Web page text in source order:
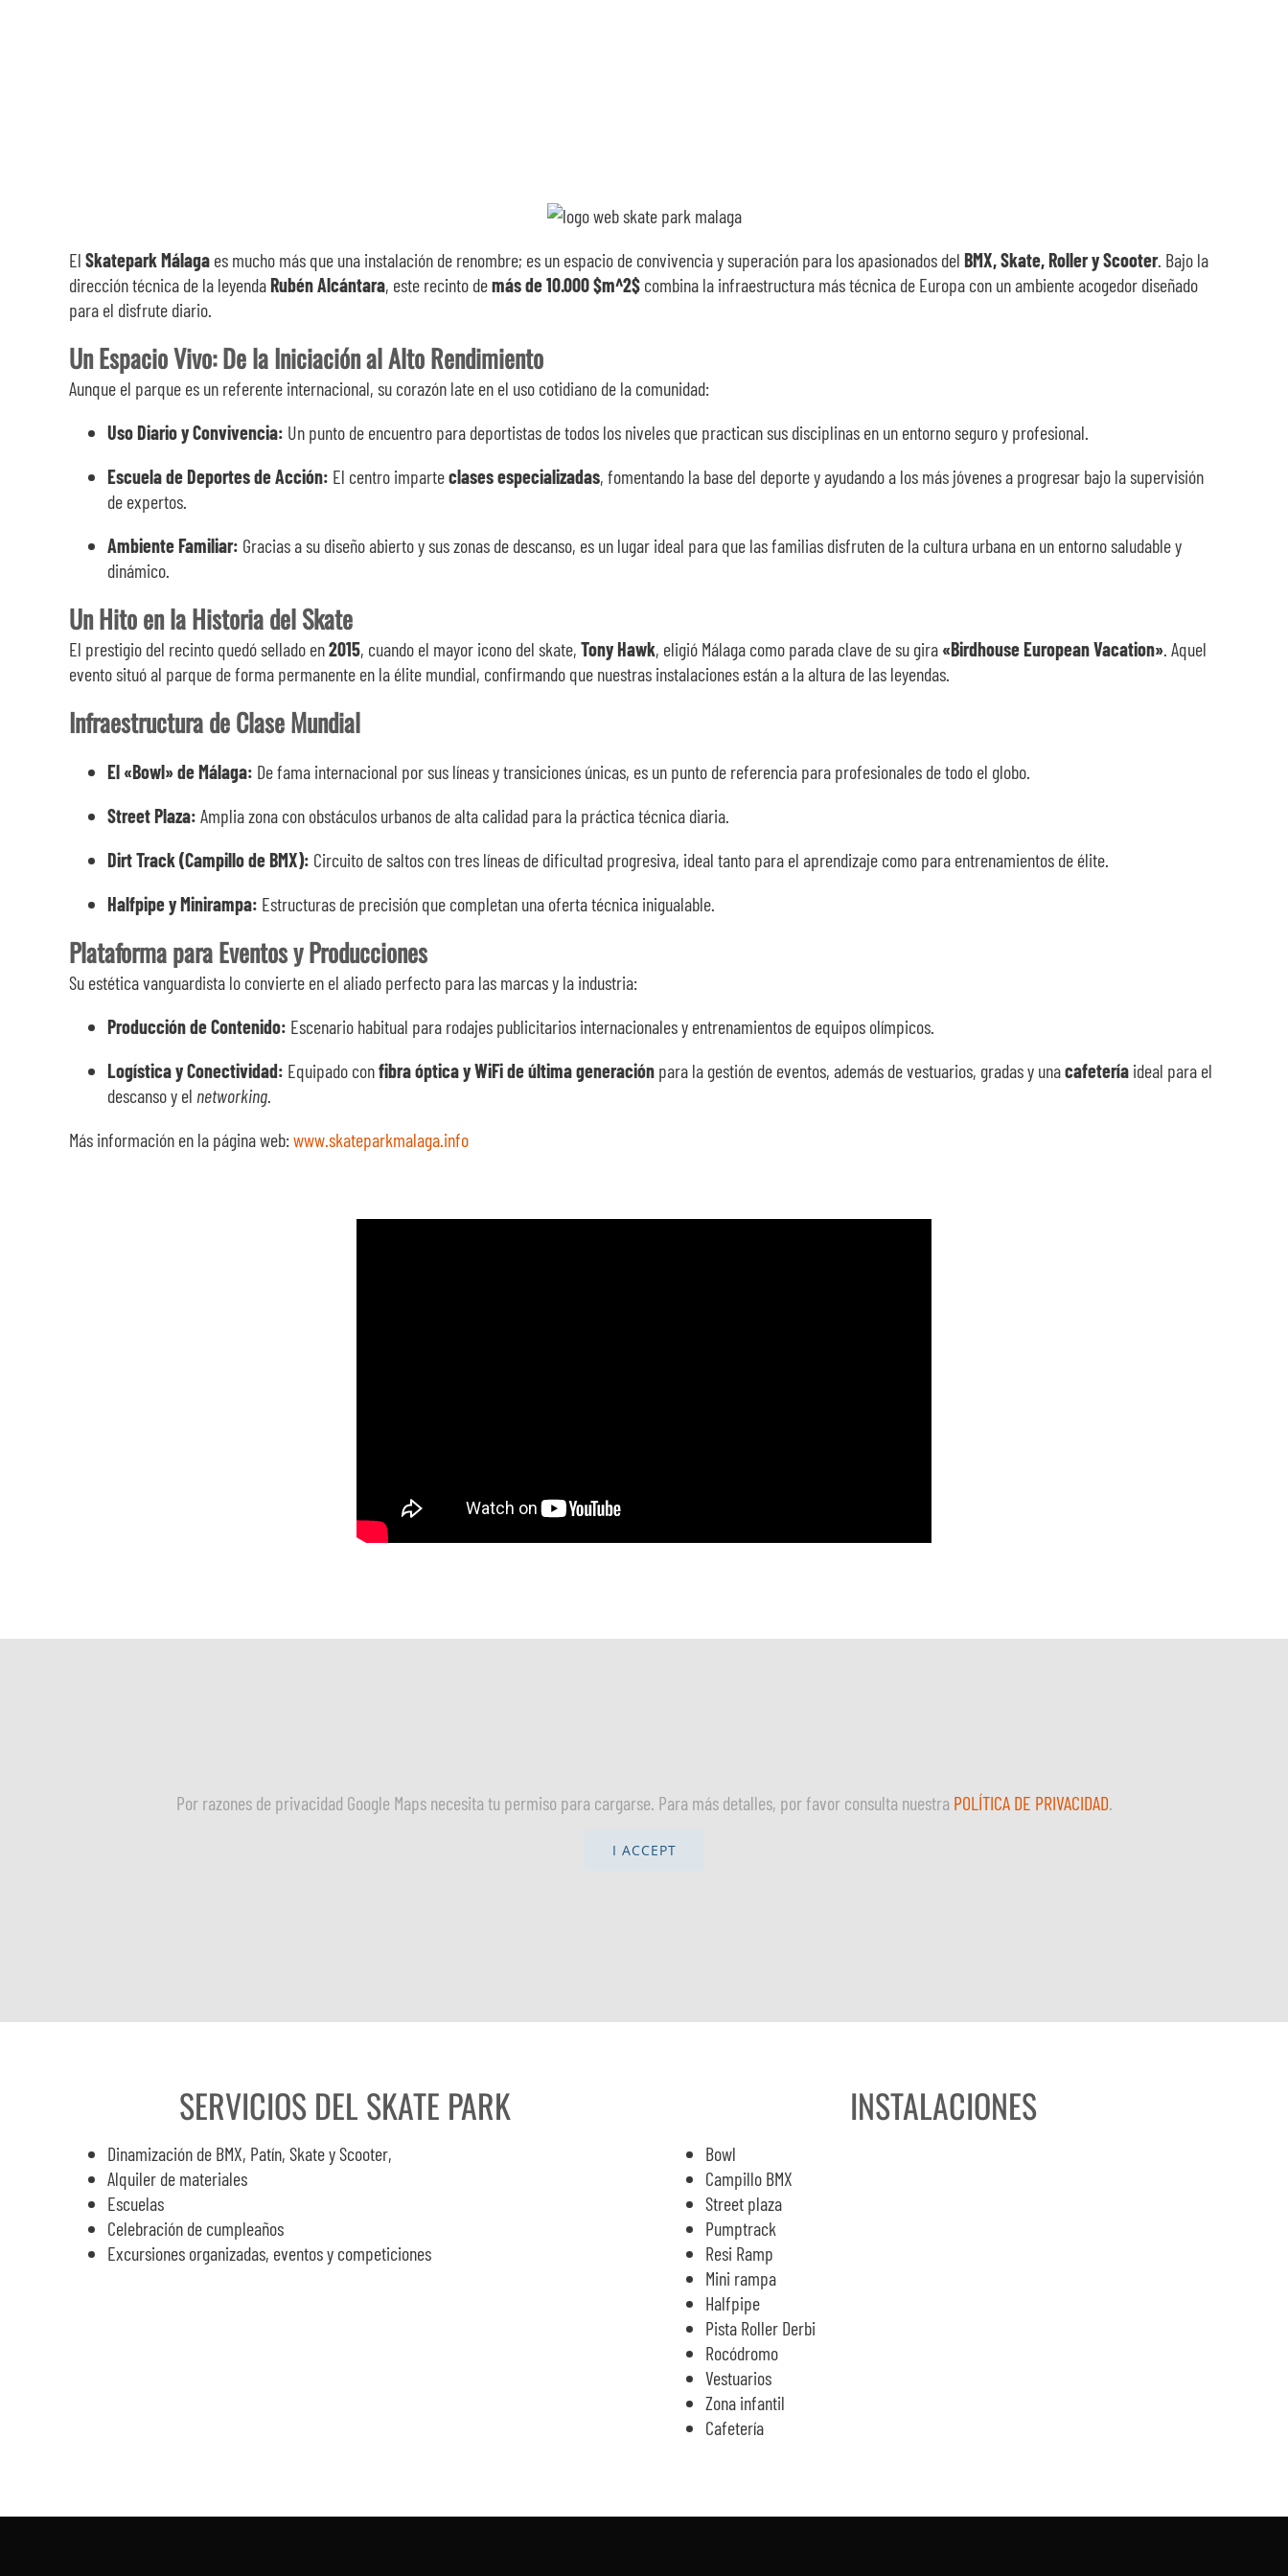
El Skatepark Málaga es mucho más que una instalación de renombre; es un espacio de convivencia y superación para los apasionados del BMX, Skate, Roller y Scooter. Bajo la
dirección técnica de la leyendaRubén Alcántara, este recinto demás de 10.000$m^2$ combina la infraestructura más técnica de Europa con un ambiente acogedor diseñado
para el disfrute diario.
Un Espacio Vivo: De la Iniciación al Alto Rendimiento
Aunque el parque es un referente internacional, su corazón late en el uso cotidiano de la comunidad:
Uso Diario y Convivencia: Un punto de encuentro para deportistas de todos los niveles que practican sus disciplinas en un entorno seguro y profesional.
Escuela de Deportes de Acción: El centro imparteclases especializadas, fomentando la base del deporte y ayudando a los más jóvenes a progresar bajo la supervisión
de expertos.
Ambiente Familiar: Gracias a su diseño abierto y sus zonas de descanso, es un lugar ideal para que las familias disfruten de la cultura urbana en un entorno saludable y
dinámico.
Un Hito en la Historia del Skate
El prestigio del recinto quedó sellado en2015, cuando el mayor icono del skate, Tony Hawk, eligió Málaga como parada clave de su gira «Birdhouse European Vacation». Aquel
evento situó al parque de forma permanente en la élite mundial, confirmando que nuestras instalaciones están a la altura de las leyendas.
Infraestructura de Clase Mundial
El «Bowl» de Málaga: De fama internacional por sus líneas y transiciones únicas, es un punto de referencia para profesionales de todo el globo.
Street Plaza: Amplia zona con obstáculos urbanos de alta calidad para la práctica técnica diaria.
Dirt Track (Campillo de BMX): Circuito de saltos con tres líneas de dificultad progresiva, ideal tanto para el aprendizaje como para entrenamientos de élite.
Halfpipe y Minirampa: Estructuras de precisión que completan una oferta técnica inigualable.
Plataforma para Eventos y Producciones
Su estética vanguardista lo convierte en el aliado perfecto para las marcas y la industria:
Producción de Contenido: Escenario habitual para rodajes publicitarios internacionales y entrenamientos de equipos olímpicos.
Logística y Conectividad: Equipado confibra óptica y WiFi de última generación para la gestión de eventos, además de vestuarios, gradas y unacafetería ideal para el
descanso y el networking.
Más información en la página web:www.skateparkmalaga.info
Por razones de privacidad Google Maps necesita tu permiso para cargarse. Para más detalles, por favor consulta nuestra POLÍTICA DE PRIVACIDAD.
I ACCEPT
SERVICIOS DEL SKATE PARK
Dinamización de BMX, Patín, Skate y Scooter,
Alquiler de materiales
Escuelas
Celebración de cumpleaños
Excursiones organizadas, eventos y competiciones
INSTALACIONES
Bowl
Campillo BMX
Street plaza
Pumptrack
Resi Ramp
Mini rampa
Halfpipe
Pista Roller Derbi
Rocódromo
Vestuarios
Zona infantil
Cafetería